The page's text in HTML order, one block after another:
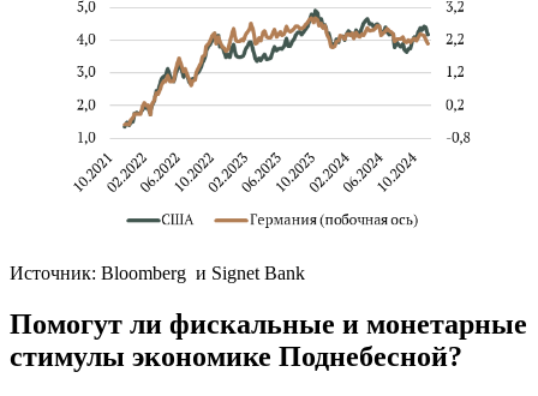
Источник: Bloomberg и Signet Bank
Помогут ли фискальные и монетарные
стимулы экономике Поднебесной?